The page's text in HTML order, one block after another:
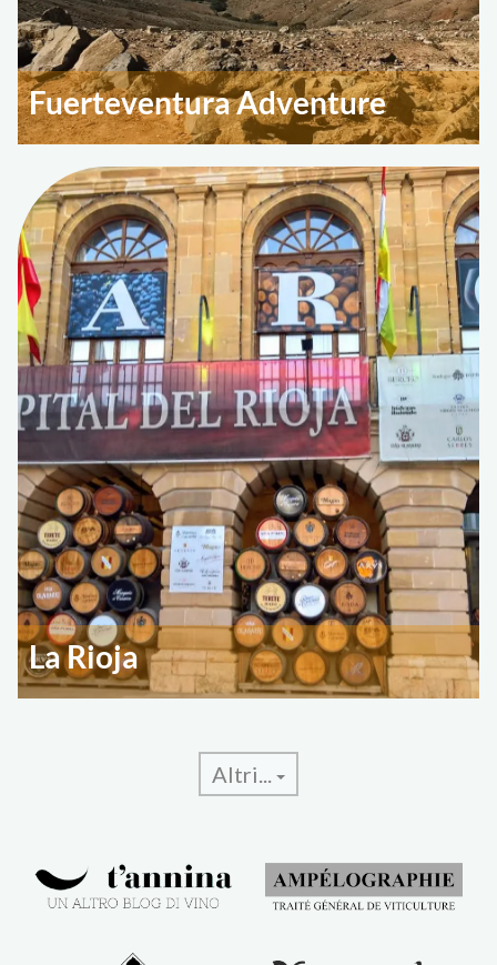
Fuerteventura Adventure
La Rioja
Altri...